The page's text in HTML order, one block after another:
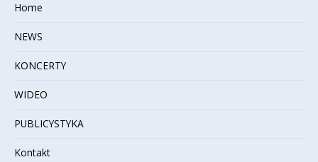
Home
NEWS
KONCERTY
WIDEO
PUBLICYSTYKA
Kontakt